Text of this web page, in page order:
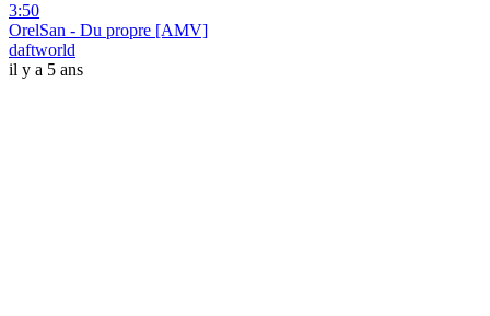
3:50
OrelSan - Du propre [AMV]
daftworld
il y a 5 ans